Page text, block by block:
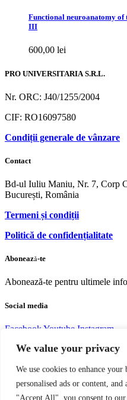
We value your privacy
We use cookies to enhance
personalised ads or content,
"Accept All", you consent to our
Functional neuroanatomy of
III
600,00 lei
PRO UNIVERSITARIA S.R.L.
Nr. ORC: J40/1255/2004
CIF: RO16097580
Condiții generale de vânzare
Contact
Bd-ul Iuliu Maniu, Nr. 7, Corp
București, România
Termeni și condiții
Politică de confidențialitate
Abonează-te
Abonează-te pentru ultimele
Social media
FacebookYoutube Instagram
Copyright © 2004 – 2023